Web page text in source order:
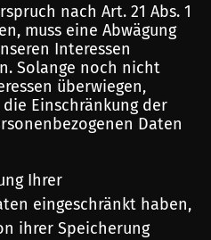
nach Art. 21 Abs. 1
muss eine Abwägung
Interessen
Solange noch nicht
überwiegen,
Einschränkung der
Daten
Ihrer
eingeschränkt haben,
ihrer Speicherung